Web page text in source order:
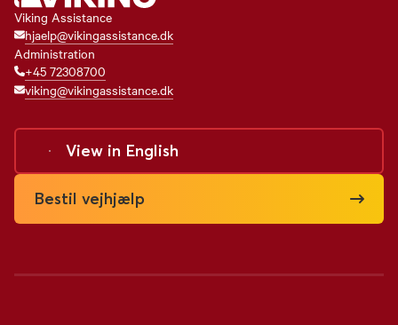
Viking Assistance
hjaelp@vikingassistance.dk
Administration
+45 72308700
viking@vikingassistance.dk
View in English
Bestil vejhjælp